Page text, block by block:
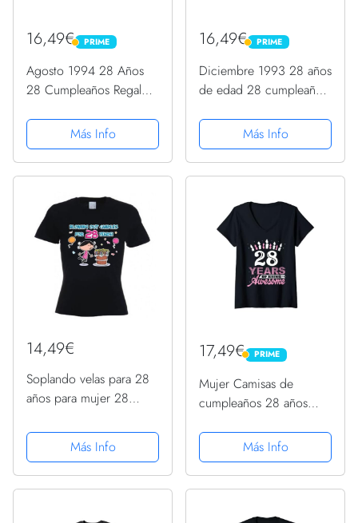
16,49€ PRIME
PRIME
Agosto 1994 28 Años
28 Cumpleaños Regalos
Más Info
16,49€ PRIME
PRIME
Diciembre 1993 28 años
de edad 28 cumpleaños
CamisetaMás Info
14,49€
Soplando velas para 28
años para mujer 28
Negro, XL
Más Info
17,49€ PRIME
PRIME
Mujer Camisas de
cumpleaños 28 años
regalo Camiseta Cuello
V
Más Info